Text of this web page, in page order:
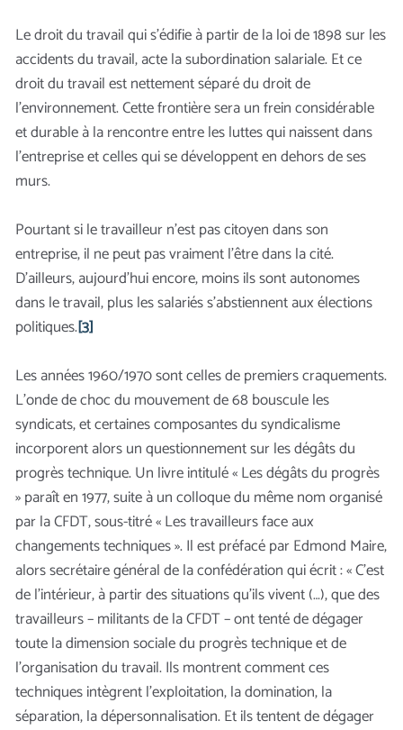
Le droit du travail qui s’édifie à partir de la loi de 1898 sur les
accidents du travail, acte la subordination salariale. Et ce
droit du travail est nettement séparé du droit de
l’environnement. Cette frontière sera un frein considérable
et durable à la rencontre entre les luttes qui naissent dans
l’entreprise et celles qui se développent en dehors de ses
murs.
Pourtant si le travailleur n’est pas citoyen dans son
entreprise, il ne peut pas vraiment l’être dans la cité.
D’ailleurs, aujourd’hui encore, moins ils sont autonomes
dans le travail, plus les salariés s’abstiennent aux élections
politiques.[3]
Les années 1960/1970 sont celles de premiers craquements.
L’onde de choc du mouvement de 68 bouscule les
syndicats, et certaines composantes du syndicalisme
incorporent alors un questionnement sur les dégâts du
progrès technique. Un livre intitulé « Les dégâts du progrès
» paraît en 1977, suite à un colloque du même nom organisé
par la CFDT, sous-titré « Les travailleurs face aux
changements techniques ». Il est préfacé par Edmond Maire,
alors secrétaire général de la confédération qui écrit : « C’est
de l’intérieur, à partir des situations qu’ils vivent (…), que des
travailleurs – militants de la CFDT – ont tenté de dégager
toute la dimension sociale du progrès technique et de
l’organisation du travail. Ils montrent comment ces
techniques intègrent l’exploitation, la domination, la
séparation, la dépersonnalisation. Et ils tentent de dégager